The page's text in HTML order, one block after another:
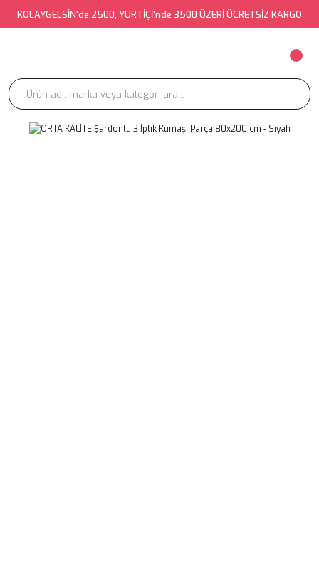
KOLAYGELSİN'de 2500, YURTİÇİ'nde 3500 ÜZERİ ÜCRETSİZ KARGO